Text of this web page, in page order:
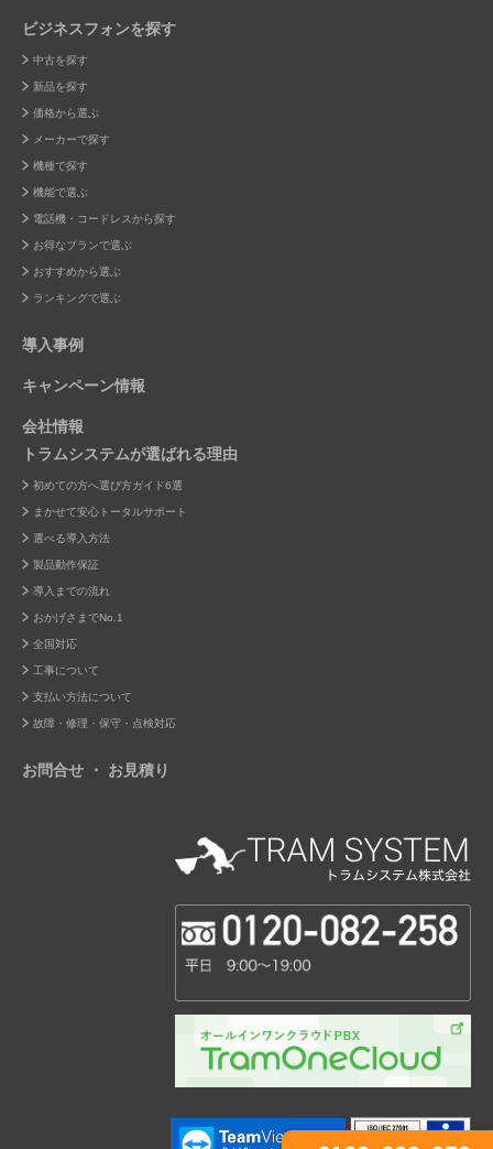
ビジネスフォンを探す
中古を探す
新品を探す
価格から選ぶ
メーカーで探す
機種で探す
機能で選ぶ
電話機・コードレスから探す
お得なプランで選ぶ
おすすめから選ぶ
ランキングで選ぶ
導入事例
キャンペーン情報
会社情報
トラムシステムが選ばれる理由
初めての方へ選び方ガイド6選
まかせて安心トータルサポート
選べる導入方法
製品動作保証
導入までの流れ
おかげさまでNo.1
全国対応
工事について
支払い方法について
故障・修理・保守・点検対応
お問合せ ・ お見積り